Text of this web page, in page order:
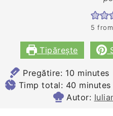
5
Tipărește
Pregătire: 10minutes
minutes
Timp total: 40minutes
minutes
Autor: